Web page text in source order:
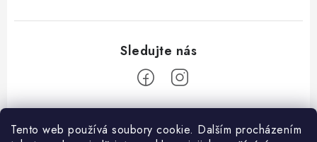
Tento web používá soubory cookie. Dalším procházením
Z
PRODEJNA PŘEROV KRMIVA a ZAHRADA - VÝDEJNÍ MÍSTO